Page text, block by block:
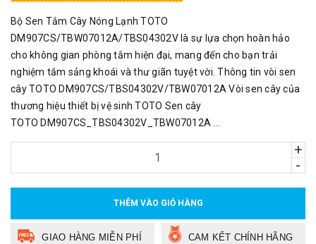
Bộ Sen Tắm Cây Nóng Lạnh TOTO
DM907CS/TBW07012A/TBS04302V là sự lựa chọn hoàn hảo
cho không gian phòng tắm hiện đại, mang đến cho bạn trải
nghiệm tắm sảng khoái và thư giãn tuyệt vời. Thông tin vòi sen
cây TOTO DM907CS/TBS04302V/TBW07012A Vòi sen cây của
thương hiệu thiết bị vệ sinh TOTO Sen cây
TOTO DM907CS_TBS04302V_TBW07012A ...
+
-
THÊM VÀO GIỎ HÀNG
GIAO HÀNG MIỄN PHÍ CAM KẾT CHÍNH HÃNG